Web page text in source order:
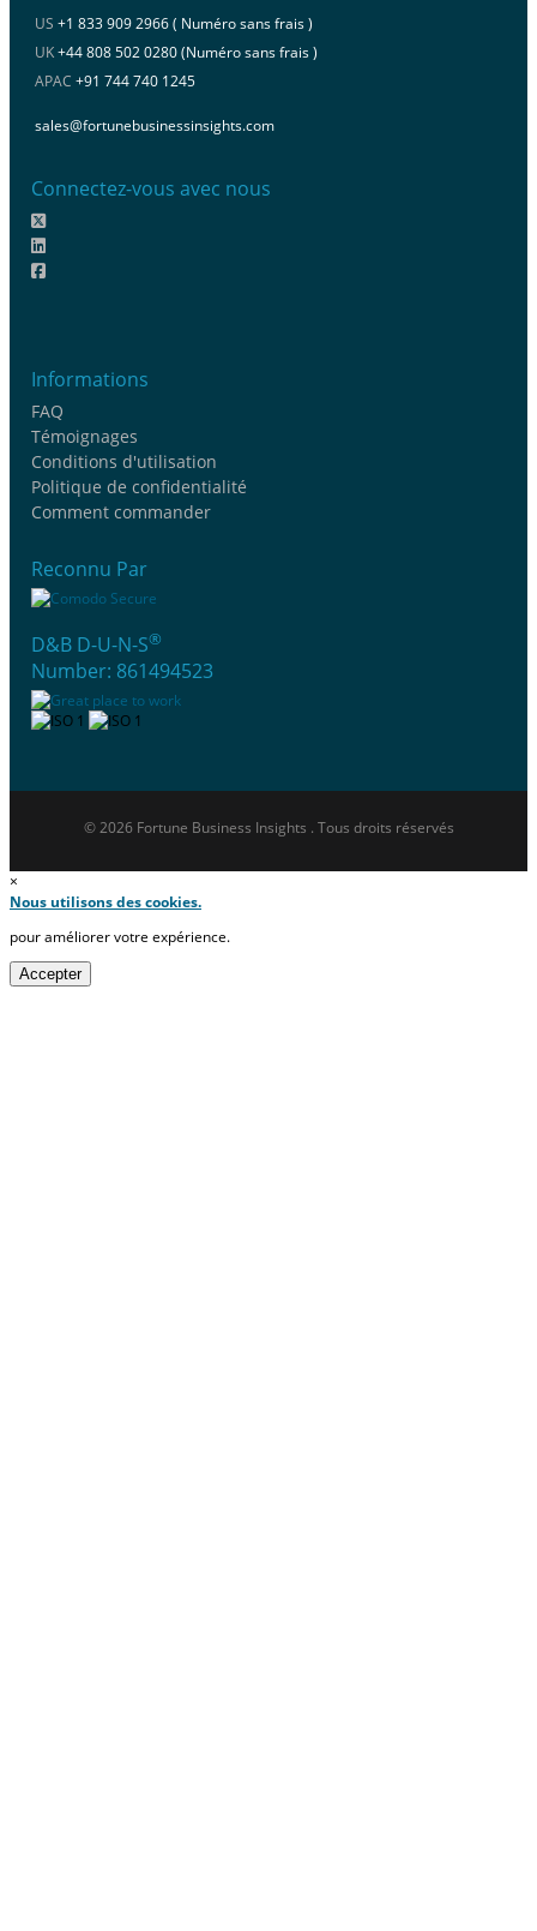
US +1 833 909 2966 ( Numéro sans frais )
UK+44 808 502 0280 (Numéro sans frais )
APAC +91 744 740 1245
sales@fortunebusinessinsights.com
Connectez-vous avec nous
Informations
FAQ
Témoignages
Conditions d'utilisation
Politique de confidentialité
Comment commander
Reconnu Par
D&B D-U-N-S®
Number: 861494523
© 2026 Fortune Business Insights . Tous droits réservés
×
Nous utilisons des cookies.
pour améliorer votre expérience.
Accepter